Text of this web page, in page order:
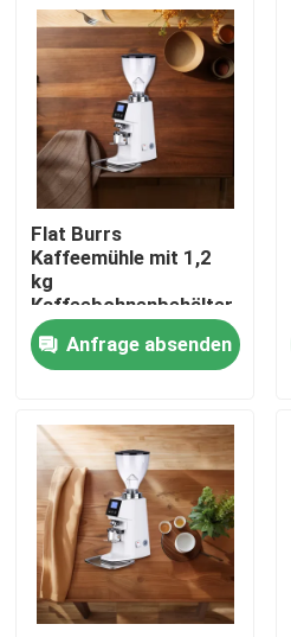
Produkte
VR Show
Über uns
Fabrik-Ausflug
Qualitätskontrolle
Fälle
Kaffeebohneschleifer
Burr Coffee Grinder
Flat Burrs
Kaffeemühle mit 1,2
kg
Kaffeebohnenbehälter
Anfrage absenden